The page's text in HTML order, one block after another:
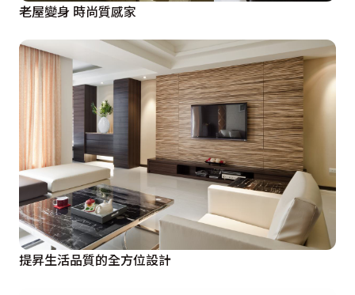
老屋變身 時尚質感家
提昇生活品質的全方位設計